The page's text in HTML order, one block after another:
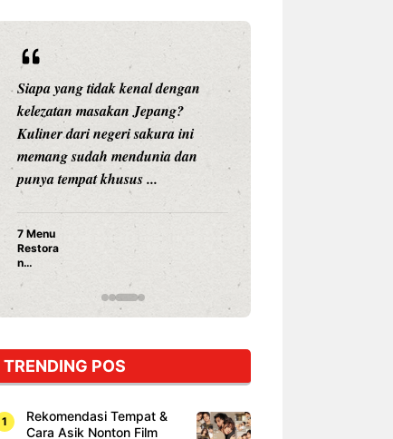
Siapa yang tidak kenal dengan
kelezatan masakan Jepang?
Kuliner dari negeri sakura ini
memang sudah mendunia dan
punya tempat khusus ...
7 Menu
Restora
n
yang
Dicoba,
Cuma
Sushi!
TRENDING POS
Rekomendasi Tempat &
Cara Asik Nonton Film